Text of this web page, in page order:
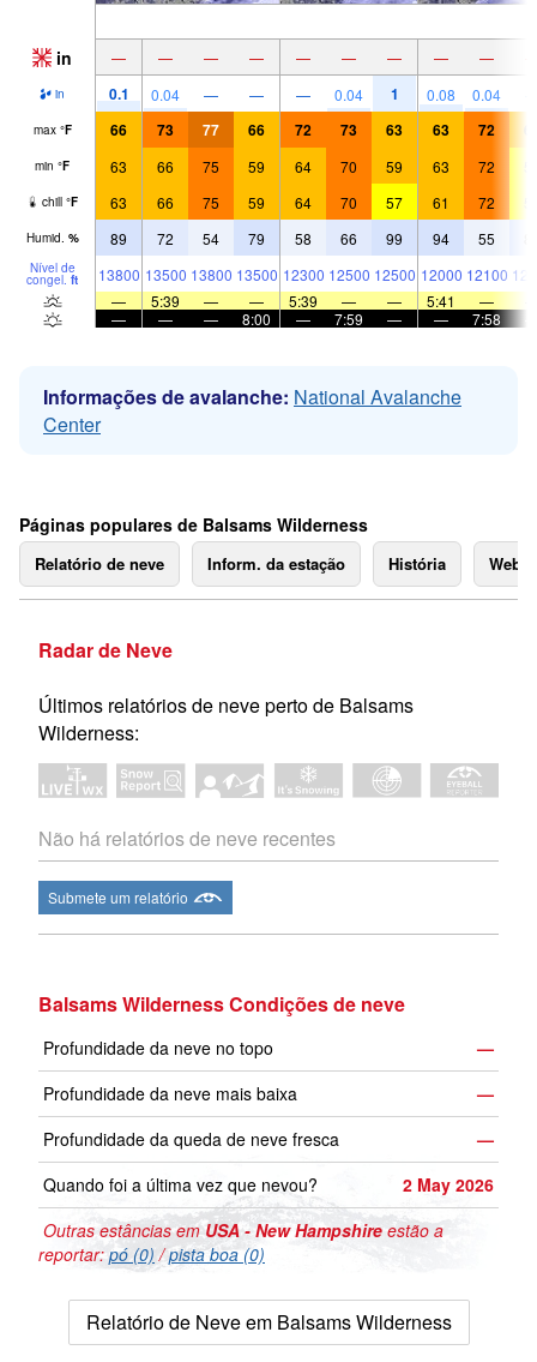
in — — — — — — — — —
in 0.1 0.04 — — — 0.04 1 0.08 0.04
max °F 66 73 77 66 72 73 63 63 72
min °F 63 66 75 59 64 70 59 63 72
chill °F 63 66 75 59 64 70 57 61 72
Humid. % 89 72 54 79 58 66 99 94 55
Nível de
congel. ft 13800 13500 13800 13500 12300 12500 12500 12000 12100
—
5:39 — — 5:39 — — 5:41 —
—
— — 8:00 — 7:59 — — 7:58
Informações de avalanche: National Avalanche
Center
Páginas populares de Balsams Wilderness
Relatório de neve Inform. da estação História
Radar de Neve
Últimos relatórios de neve perto de Balsams
Wilderness:
Não há relatórios de neve recentes
Submete um relatório
Balsams Wilderness Condições de neve
Profundidade da neve no topo
—
Profundidade da neve mais baixa
—
Profundidade da queda de neve fresca
—
Quando foi a última vez que nevou?
2 May 2026
Outras estâncias emUSA - New Hampshire estão a
reportar: pó (0) /pista boa (0)
Relatório de Neve em Balsams Wilderness